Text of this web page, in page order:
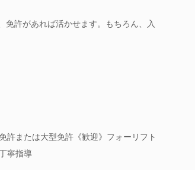
許があれば活かせます。もちろん、入
または大型免許《歓迎》フォーリフト
寧指導